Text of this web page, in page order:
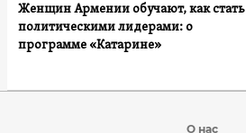
Женщин Армении обучают, как стать
политическими лидерами: о
программе «Катарине»
О нас